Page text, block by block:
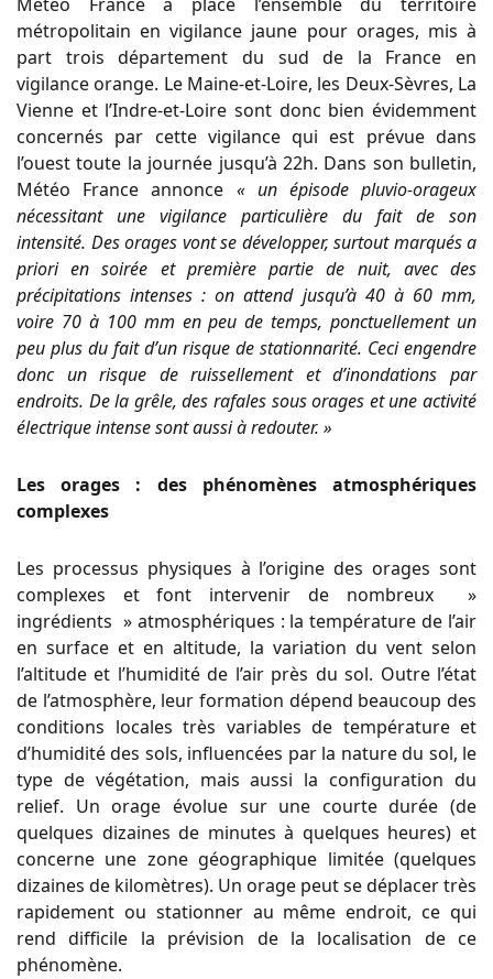
métropolitain en vigilance jaune pour orages, mis à
part trois département du sud de la France en
vigilance orange. Le Maine-et-Loire, les Deux-Sèvres, La
Vienne et l’Indre-et-Loire sont donc bien évidemment
concernés par cette vigilance qui est prévue dans
l’ouest toute la journée jusqu’à 22h. Dans son bulletin,
Météo France annonce « un épisode pluvio-orageux
nécessitant une vigilance particulière du fait de son
intensité. Des orages vont se développer, surtout marqués a
priori en soirée et première partie de nuit, avec des
précipitations intenses : on attend jusqu’à 40 à 60 mm,
voire 70 à 100 mm en peu de temps, ponctuellement un
peu plus du fait d’un risque de stationnarité. Ceci engendre
donc un risque de ruissellement et d’inondations par
endroits. De la grêle, des rafales sous orages et une activité
électrique intense sont aussi à redouter. »
Les orages : des phénomènes atmosphériques
complexes
Les processus physiques à l’origine des orages sont
complexes et font intervenir de nombreux »
ingrédients » atmosphériques : la température de l’air
en surface et en altitude, la variation du vent selon
l’altitude et l’humidité de l’air près du sol. Outre l’état
de l’atmosphère, leur formation dépend beaucoup des
conditions locales très variables de température et
d’humidité des sols, influencées par la nature du sol, le
type de végétation, mais aussi la configuration du
relief. Un orage évolue sur une courte durée (de
quelques dizaines de minutes à quelques heures) et
concerne une zone géographique limitée (quelques
dizaines de kilomètres). Un orage peut se déplacer très
rapidement ou stationner au même endroit, ce qui
rend difficile la prévision de la localisation de ce
phénomène.